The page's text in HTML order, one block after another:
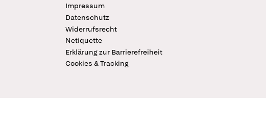
Impressum
Datenschutz
Widerrufsrecht
Netiquette
Erklärung zur Barrierefreiheit
Cookies & Tracking